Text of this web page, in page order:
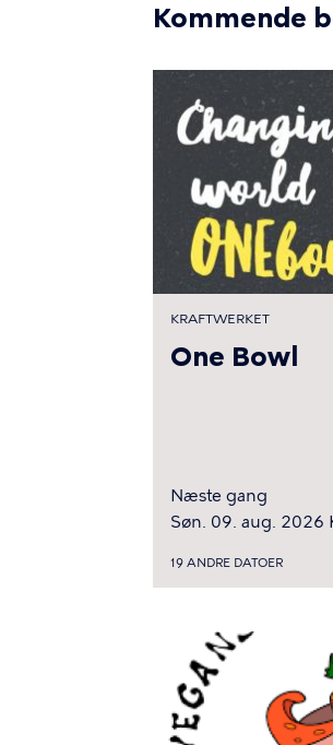
Kommende
KRAFTWERKET
One Bowl
Næste gang
Søn. 09. aug. 2026
19 ANDRE DATOER